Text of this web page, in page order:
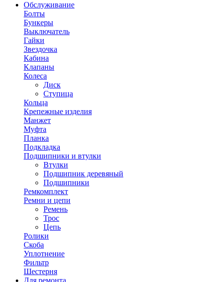
Обслуживание
Болты
Бункеры
Выключатель
Гайки
Звездочка
Кабина
Клапаны
Колеса
Диск
Ступица
Кольца
Крепежные изделия
Манжет
Муфта
Планка
Подкладка
Подшипники и втулки
Втулки
Подшипник деревяный
Подшипники
Ремкомплект
Ремни и цепи
Ремень
Трос
Цепь
Ролики
Скоба
Уплотнение
Фильтр
Шестерня
Для ремонта